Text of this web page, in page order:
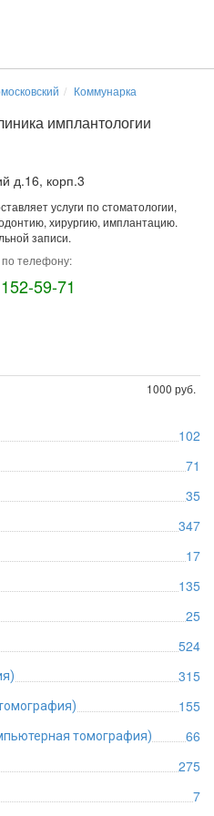
Коммунарка
имплантологии
д.16, корп.3
услуги по стоматологии,
хирургию, имплантацию.
записи.
телефону:
59-71
1000 руб.
102
71
35
347
17
135
25
524
315
155
томография) 66
275
7